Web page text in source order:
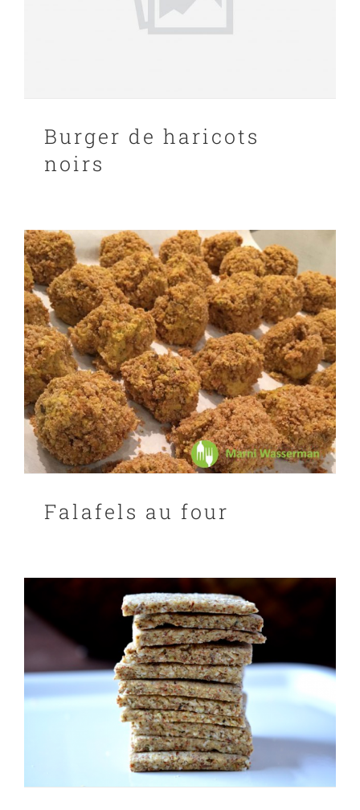
Burger de haricots
noirs
Falafels au four